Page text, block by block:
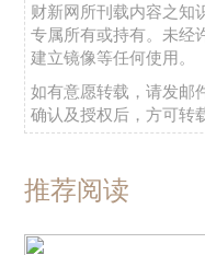
财新网所刊载内容之知
专属所有或持有。未经
建立镜像等任何使用。
如有意愿转载，请发邮
确认及授权后，方可转
推荐阅读